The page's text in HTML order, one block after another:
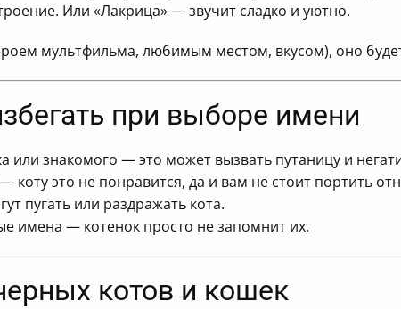
Или «Лакрица» — звучит сладко и уютно.
мультфильма, любимым местом, вкусом), оно
при выборе имени
знакомого — это может вызвать путаницу и
коту это не понравится, да и вам не стоит портить
пугать или раздражать кота.
имена — котенок просто не запомнит их.
котов и кошек